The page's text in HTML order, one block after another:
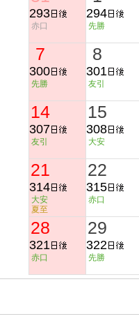
293
赤口
294
先勝
7
300
先勝
8
301
友引
14
307
友引
15
308
大安
21
314
大安
夏至
22
315
赤口
28
321
赤口
29
322
先勝